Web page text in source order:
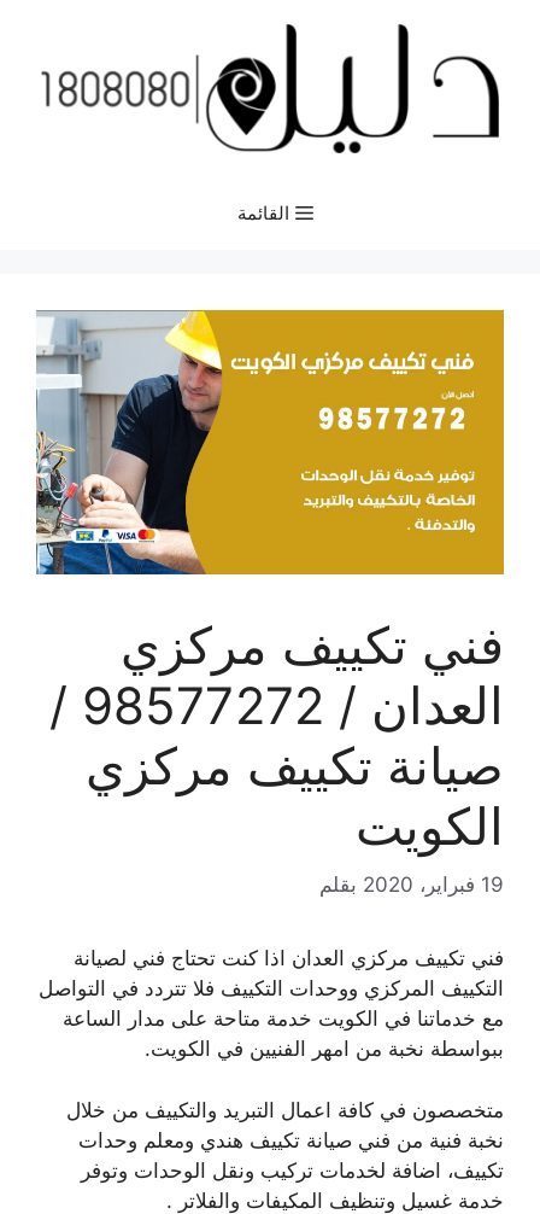
المحتوى
القائمة
فني تكييف مركزي
العدان / 98577272 /
صيانة تكييف مركزي
الكويت
19 فبراير، 2020 بقلم
فني تكييف مركزي العدان اذا كنت تحتاج فني لصيانة
التكييف المركزي ووحدات التكييف فلا تتردد في التواصل
مع خدماتنا في الكويت خدمة متاحة على مدار الساعة
ببواسطة نخبة من امهر الفنيين في الكويت.
متخصصون في كافة اعمال التبريد والتكييف من خلال
نخبة فنية من فني صيانة تكييف هندي ومعلم وحدات
تكييف، اضافة لخدمات تركيب ونقل الوحدات وتوفر
خدمة غسيل وتنظيف المكيفات والفلاتر .